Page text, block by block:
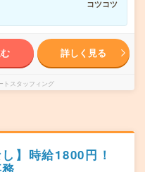
コツコツ
詳しく見る
トスタッフィング
】時給1800円！